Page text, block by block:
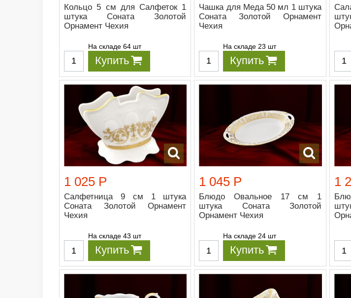
Кольцо 5 см для Салфеток 1
штука Соната Золотой
Орнамент Чехия
На складе 64 шт
Купить
Чашка для Меда 50 мл 1 штука
Соната Золотой Орнамент
Чехия
На складе 23 шт
Купить
1 025 Р
Салфетница 9 см 1 штука
Соната Золотой Орнамент
Чехия
На складе 43 шт
Купить
1 045 Р
Блюдо Овальное 17 см 1
штука Соната Золотой
Орнамент Чехия
На складе 24 шт
Купить
1